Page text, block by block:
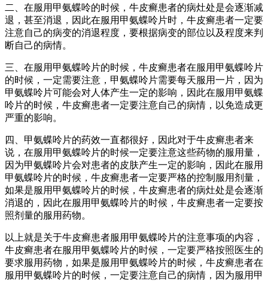
二、在服用甲氨蝶呤的时候，牛皮癣患者的病灶处是会逐渐减
退，甚至消退，因此在服用甲氨蝶呤片时，牛皮癣患者一定要
注意自己的病变的消退程度，要根据病变的部位以及程度来判
断自己的病情。
三、在服用甲氨蝶呤片的时候，牛皮癣患者在服用甲氨蝶呤片
的时候，一定需要注意，甲氨蝶呤片需要每天服用一片，因为
甲氨蝶呤片可能会对人体产生一定的影响，因此在服用甲氨蝶
呤片的时候，牛皮癣患者一定要注意自己的病情，以免造成更
严重的影响。
四、甲氨蝶呤片的药效一直都很好，因此对于牛皮癣患者来
说，在服用甲氨蝶呤片的时候一定要注意这些药物的服用量，
因为甲氨蝶呤片会对患者的皮肤产生一定的影响，因此在服用
甲氨蝶呤片的时候，牛皮癣患者一定要严格的控制服用剂量，
如果是服用甲氨蝶呤片的时候，牛皮癣患者的病灶处是会逐渐
消退的，因此在服用甲氨蝶呤片的时候，牛皮癣患者一定要按
照剂量的服用药物。
以上就是关于牛皮癣患者服用甲氨蝶呤片的注意事项的内容，
牛皮癣患者在服用甲氨蝶呤片的时候，一定要严格按照医生的
要求服用药物，如果是服用甲氨蝶呤片的时候，牛皮癣患者在
服用甲氨蝶呤片的时候，一定要注意自己的病情，因为服用甲